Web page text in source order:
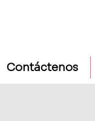
Contáctenos